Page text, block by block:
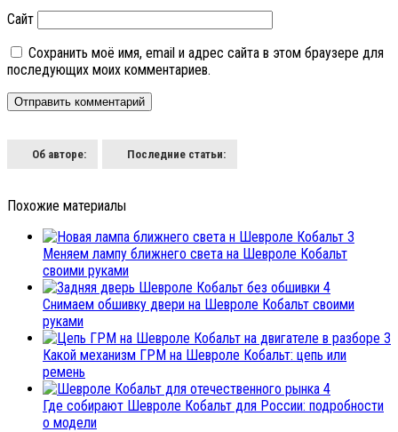
Сайт
Сохранить моё имя, email и адрес сайта в этом браузере для
последующих моих комментариев.
Об авторе: Последние статьи:
Похожие материалы
3
Меняем лампу ближнего света на Шевроле Кобальт
своими руками
4
Снимаем обшивку двери на Шевроле Кобальт своими
руками
3
Какой механизм ГРМ на Шевроле Кобальт: цепь или
ремень
4
Где собирают Шевроле Кобальт для России: подробности
о модели